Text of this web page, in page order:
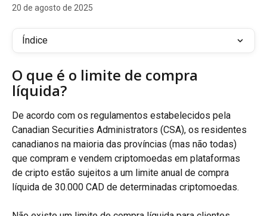
20 de agosto de 2025
Índice
O que é o limite de compra
líquida?
De acordo com os regulamentos estabelecidos pela
Canadian Securities Administrators (CSA), os residentes
canadianos na maioria das províncias (mas não todas)
que compram e vendem criptomoedas em plataformas
de cripto estão sujeitos a um limite anual de compra
líquida de 30.000 CAD de determinadas criptomoedas.